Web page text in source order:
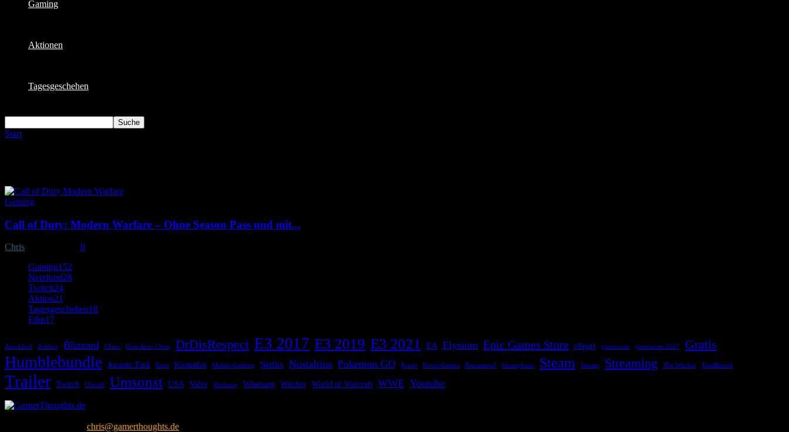
Gaming
Aktionen
Tagesgeschehen
Start
Gaming
Call of Duty: Modern Warfare – Ohne Season Pass und mit...
Chris
0
Gaming152
Netzfund28
Twitch24
Aktion21
Tagesgeschehen18
Film17
Amoklauf Artifact Blizzard China Dota Auto Chess DrDisRespect E3 2017 E3 2019 E3 2021 EA Elysium Epic Games Store eSport gamescom gamescom 2017 Gratis
Humblebundle Jurassic Park Kino Kostenlos Mobile Gaming Netflix Nostalrius Pokemon GO Porno Porno-Games Remastered Smartphone Steam Stream Streaming The Witcher TotalBiscuit
Trailer Twitch Ubisoft Umsonst USA Valve Werbung Whatsapp Witcher World of Warcraft WWE Youtube
chris@gamerthoughts.de